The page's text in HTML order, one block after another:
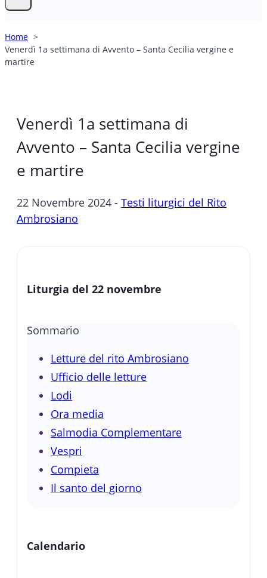
Home
Venerdì 1a settimana di Avvento – Santa Cecilia vergine e
martire
Venerdì 1a settimana di
Avvento – Santa Cecilia vergine
e martire
22 Novembre 2024 - Testi liturgici del Rito
Ambrosiano
Liturgia del 22 novembre
Sommario
Letture del rito Ambrosiano
Ufficio delle letture
Lodi
Ora media
Salmodia Complementare
Vespri
Compieta
Il santo del giorno
Calendario